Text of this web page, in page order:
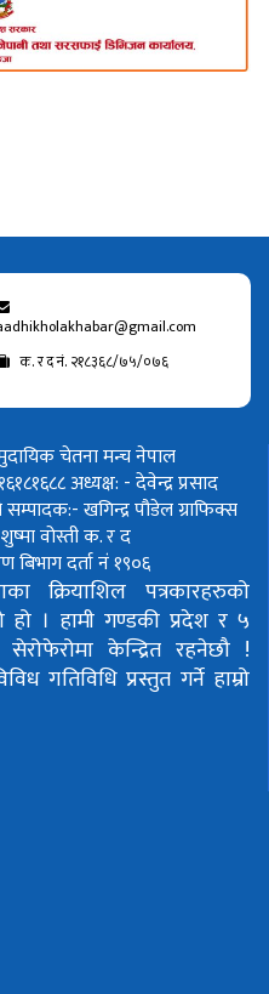
क. र द नं. २१८३६८/७५/०७६
चेतना मन्च नेपाल
अध्यक्ष: - देवेन्द्र प्रसाद
सम्पादक:- खगिन्द्र पौडेलग्राफिक्स
वोस्तीक. र द
बिभाग दर्ता नं १९०६
क्रियाशिल पत्रकारहरुको
हो । हामी गण्डकी प्रदेश र ५
केन्द्रित रहनेछौ !
गतिविधि प्रस्तुत गर्ने हाम्रो